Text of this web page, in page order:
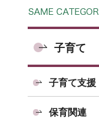
子育て
子育て支援
保育関連